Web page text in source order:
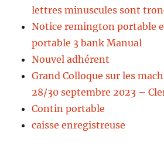
lettres minuscules sont
Notice remington portable
portable 3 bank Manual
Nouvel adhérent
Grand Colloque sur les
28/30 septembre 2023 –
Contin portable
caisse enregistreuse